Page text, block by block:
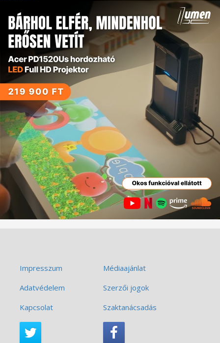
Impresszum
Médiaajánlat
Adatvédelem
Szerzői jogok
Kapcsolat
Szaktanácsadás